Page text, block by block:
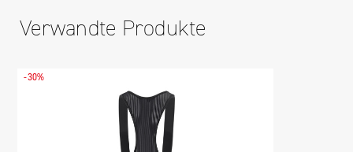
Verwandte Produkte
-30%